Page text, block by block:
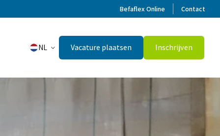
Befaflex Online Contact
NL Vacature plaatsen Inschrijven